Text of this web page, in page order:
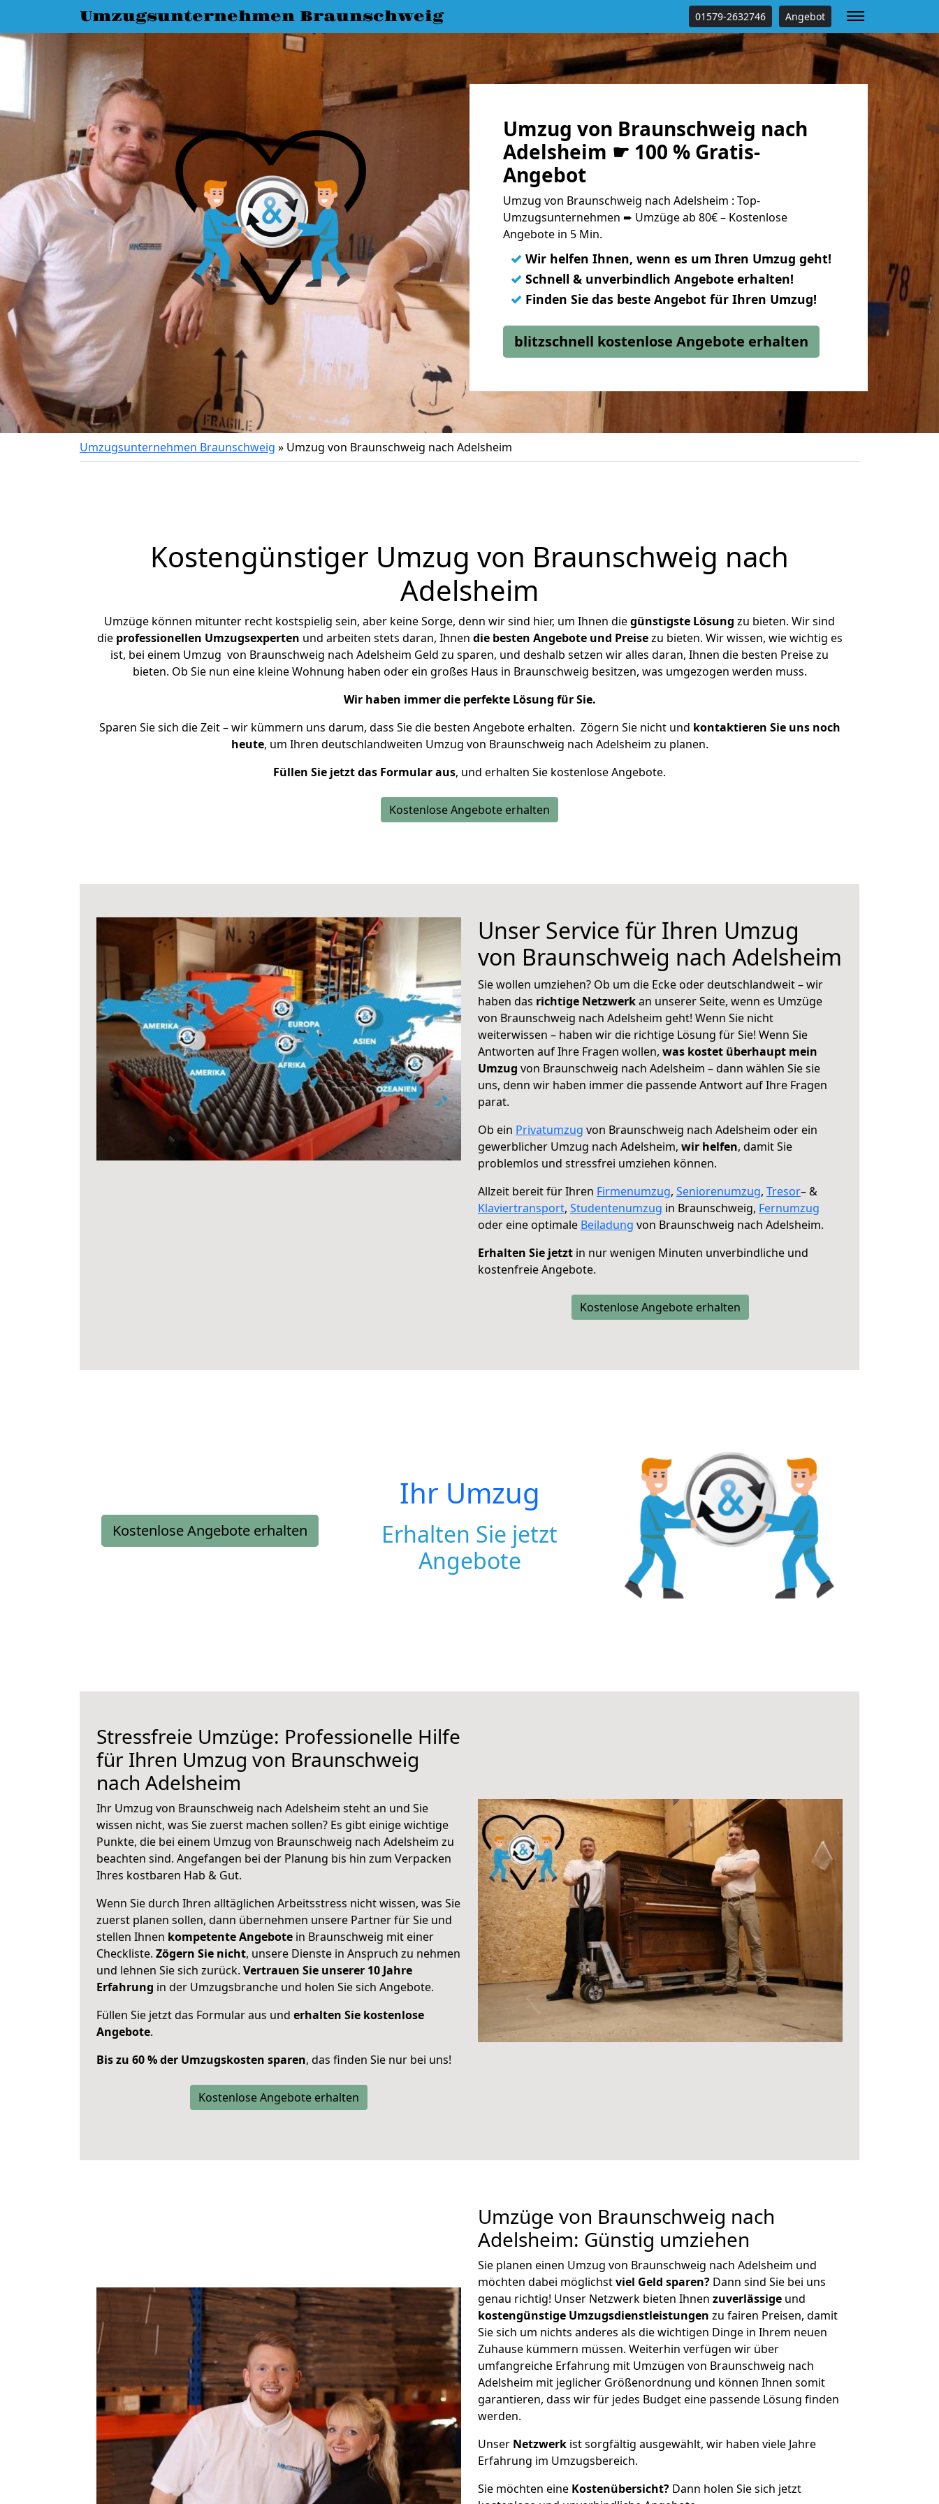
Umzugsunternehmen Braunschweig 01579-2632746 Angebot
Umzug von Braunschweig nach
Adelsheim ☛ 100 % Gratis-
Angebot
Umzug von Braunschweig nach Adelsheim : Top-
Umzugsunternehmen ➨ Umzüge ab 80€ – Kostenlose
Angebote in 5 Min.
✓ Wir helfen Ihnen, wenn es um Ihren Umzug geht!
✓ Schnell & unverbindlich Angebote erhalten!
✓ Finden Sie das beste Angebot für Ihren Umzug!
blitzschnell kostenlose Angebote erhalten
Umzugsunternehmen Braunschweig » Umzug von Braunschweig nach Adelsheim
Kostengünstiger Umzug von Braunschweig nach
Adelsheim
Umzüge können mitunter recht kostspielig sein, aber keine Sorge, denn wir sind hier, um Ihnen diegünstigste Lösung zu bieten. Wir sind
die professionellen Umzugsexperten und arbeiten stets daran, Ihnen die besten Angebote und Preisezu bieten. Wir wissen, wie wichtig es
ist, bei einem Umzug von Braunschweig nach Adelsheim Geld zu sparen, und deshalb setzen wir alles daran, Ihnen die besten Preise zu
bieten. Ob Sie nun eine kleine Wohnung haben oder ein großes Haus in Braunschweig besitzen, was umgezogen werden muss.
Wir haben immer die perfekte Lösung für Sie.
Sparen Sie sich die Zeit – wir kümmern uns darum, dass Sie die besten Angebote erhalten. Zögern Sie nicht und kontaktieren Sie uns noch
heute, um Ihren deutschlandweiten Umzug von Braunschweig nach Adelsheim zu planen.
Füllen Sie jetzt das Formular aus, und erhalten Sie kostenlose Angebote.
Kostenlose Angebote erhalten
Unser Service für Ihren Umzug
von Braunschweig nach Adelsheim
Sie wollen umziehen? Ob um die Ecke oder deutschlandweit – wir
haben das richtige Netzwerkan unserer Seite, wenn es Umzüge
von Braunschweig nach Adelsheim geht! Wenn Sie nicht
weiterwissen – haben wir die richtige Lösung für Sie! Wenn Sie
Antworten auf Ihre Fragen wollen, was kostet überhaupt mein
Umzug von Braunschweig nach Adelsheim – dann wählen Sie sie
uns, denn wir haben immer die passende Antwort auf Ihre Fragen
parat.
Ob ein Privatumzug von Braunschweig nach Adelsheim oder ein
gewerblicher Umzug nach Adelsheim, wir helfen, damit Sie
problemlos und stressfrei umziehen können.
Allzeit bereit für Ihren Firmenumzug, Seniorenumzug, Tresor– &
Klaviertransport, Studentenumzug in Braunschweig, Fernumzug
oder eine optimale Beiladung von Braunschweig nach Adelsheim.
Erhalten Sie jetzt in nur wenigen Minuten unverbindliche und
kostenfreie Angebote.
Kostenlose Angebote erhalten
Kostenlose Angebote erhalten
Ihr Umzug
Erhalten Sie jetzt
Angebote
Stressfreie Umzüge: Professionelle Hilfe
für Ihren Umzug von Braunschweig
nach Adelsheim
Ihr Umzug von Braunschweig nach Adelsheim steht an und Sie
wissen nicht, was Sie zuerst machen sollen? Es gibt einige wichtige
Punkte, die bei einem Umzug von Braunschweig nach Adelsheim zu
beachten sind. Angefangen bei der Planung bis hin zum Verpacken
Ihres kostbaren Hab & Gut.
Wenn Sie durch Ihren alltäglichen Arbeitsstress nicht wissen, was Sie
zuerst planen sollen, dann übernehmen unsere Partner für Sie und
stellen Ihnen kompetente Angebote in Braunschweig mit einer
Checkliste. Zögern Sie nicht, unsere Dienste in Anspruch zu nehmen
und lehnen Sie sich zurück. Vertrauen Sie unserer 10 Jahre
Erfahrung in der Umzugsbranche und holen Sie sich Angebote.
Füllen Sie jetzt das Formular aus und erhalten Sie kostenlose
Angebote.
Bis zu 60 % der Umzugskosten sparen, das finden Sie nur bei uns!
Kostenlose Angebote erhalten
Umzüge von Braunschweig nach
Adelsheim: Günstig umziehen
Sie planen einen Umzug von Braunschweig nach Adelsheim und
möchten dabei möglichstviel Geld sparen? Dann sind Sie bei uns
genau richtig! Unser Netzwerk bieten Ihnen zuverlässige und
kostengünstige Umzugsdienstleistungen zu fairen Preisen, damit
Sie sich um nichts anderes als die wichtigen Dinge in Ihrem neuen
Zuhause kümmern müssen. Weiterhin verfügen wir über
umfangreiche Erfahrung mit Umzügen von Braunschweig nach
Adelsheim mit jeglicher Größenordnung und können Ihnen somit
garantieren, dass wir für jedes Budget eine passende Lösung finden
werden.
Unser Netzwerk ist sorgfältig ausgewählt, wir haben viele Jahre
Erfahrung im Umzugsbereich.
Sie möchten eine Kostenübersicht? Dann holen Sie sich jetzt